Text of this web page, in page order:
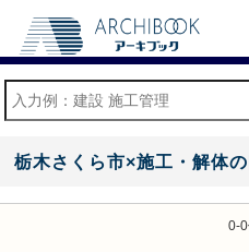
栃木さくら市×施工・解体
0-